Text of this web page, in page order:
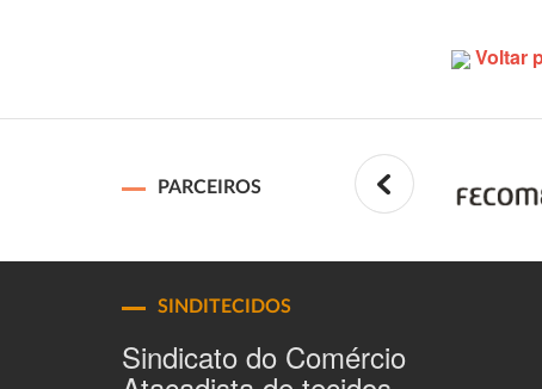
Voltar
PARCEIROS
SINDITECIDOS
Sindicato do Comércio